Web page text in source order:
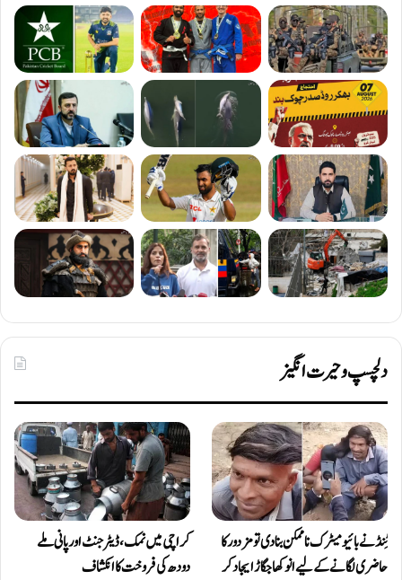
دلچسپ و حیرت انگیز
ٹِنڈ نے بائیومیٹرک ناممکن بنا دی تو مزدور کا
حاضری لگانے کے لیے انوکھا جگاڑ ایجاد کر
کراچی میں نمک، ڈیٹرجنٹ اور پانی ملے
دودھ کی فروخت کا انکشاف